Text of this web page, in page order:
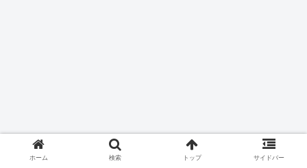
ホーム 検索 トップ サイドバー